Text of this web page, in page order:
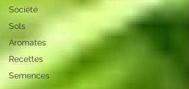
Société
Sols
Aromates
Recettes
Semences